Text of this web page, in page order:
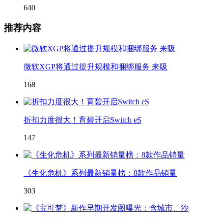
640
推荐内容
微软XGP将通过提升规模和捆绑服务 来吸
168
折扣力度很大！育碧开启Switch eS
147
《生化危机》系列最新销量榜：8款作品销量
303